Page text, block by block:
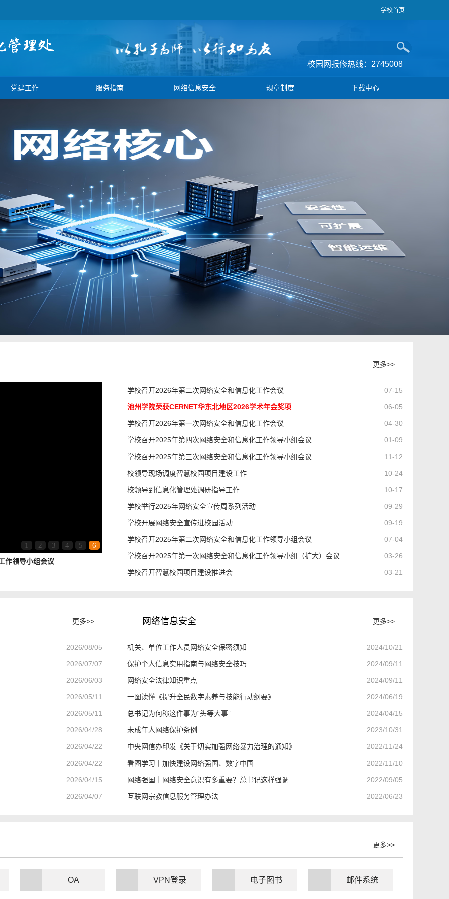
学校首页
校园网报修热线：2745008
党建工作 服务指南 网络信息安全 规章制度 下载中心
更多>>
1 2 3 4 5
6
作领导小组会议
学校召开2026年第二次网络安全和信息化工作会议 07-15
池州学院荣获CERNET华东北地区2026学术年会奖项 06-05
学校召开2026年第一次网络安全和信息化工作会议 04-30
学校召开2025年第四次网络安全和信息化工作领导小组会议 01-09
学校召开2025年第三次网络安全和信息化工作领导小组会议 11-12
校领导现场调度智慧校园项目建设工作 10-24
校领导到信息化管理处调研指导工作 10-17
学校举行2025年网络安全宣传周系列活动 09-29
学校开展网络安全宣传进校园活动 09-19
学校召开2025年第二次网络安全和信息化工作领导小组会议 07-04
学校召开2025年第一次网络安全和信息化工作领导小组（扩大）会议 03-26
学校召开智慧校园项目建设推进会 03-21
更多>>
2026/08/05
2026/07/07
2026/06/03
2026/05/11
2026/05/11
2026/04/28
2026/04/22
2026/04/22
2026/04/15
2026/04/07
网络信息安全 更多>>
机关、单位工作人员网络安全保密须知 2024/10/21
保护个人信息实用指南与网络安全技巧 2024/09/11
网络安全法律知识重点 2024/09/11
一图读懂《提升全民数字素养与技能行动纲要》 2024/06/19
总书记为何称这件事为“头等大事” 2024/04/15
未成年人网络保护条例 2023/10/31
中央网信办印发《关于切实加强网络暴力治理的通知》 2022/11/24
看图学习丨加快建设网络强国、数字中国 2022/11/10
网络强国｜网络安全意识有多重要？总书记这样强调 2022/09/05
互联网宗教信息服务管理办法 2022/06/23
更多>>
OA VPN登录 电子图书 邮件系统